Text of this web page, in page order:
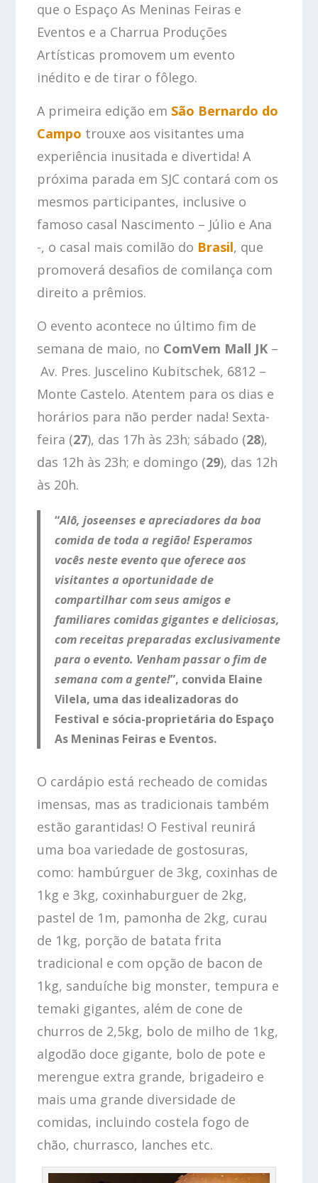
que o Espaço As Meninas Feiras e
Eventos e a Charrua Produções
Artísticas promovem um evento
inédito e de tirar o fôlego.
A primeira edição em São Bernardo do
Campo trouxe aos visitantes uma
experiência inusitada e divertida! A
próxima parada em SJC contará com os
mesmos participantes, inclusive o
famoso casal Nascimento – Júlio e Ana
-, o casal mais comilão do Brasil, que
promoverá desafios de comilança com
direito a prêmios.
O evento acontece no último fim de
semana de maio, no ComVem Mall JK –
Av. Pres. Juscelino Kubitschek, 6812 –
Monte Castelo. Atentem para os dias e
horários para não perder nada! Sexta-
feira (27), das 17h às 23h; sábado (28),
das 12h às 23h; e domingo (29), das 12h
às 20h.
“Alô, joseenses e apreciadores da boa
comida de toda a região! Esperamos
vocês neste evento que oferece aos
visitantes a oportunidade de
compartilhar com seus amigos e
familiares comidas gigantes e deliciosas,
com receitas preparadas exclusivamente
para o evento. Venham passar o fim de
semana com a gente!”, convida Elaine
Vilela, uma das idealizadoras do
Festival e sócia-proprietária do Espaço
As Meninas Feiras e Eventos.
O cardápio está recheado de comidas
imensas, mas as tradicionais também
estão garantidas! O Festival reunirá
uma boa variedade de gostosuras,
como: hambúrguer de 3kg, coxinhas de
1kg e 3kg, coxinhaburguer de 2kg,
pastel de 1m, pamonha de 2kg, curau
de 1kg, porção de batata frita
tradicional e com opção de bacon de
1kg, sanduíche big monster, tempura e
temaki gigantes, além de cone de
churros de 2,5kg, bolo de milho de 1kg,
algodão doce gigante, bolo de pote e
merengue extra grande, brigadeiro e
mais uma grande diversidade de
comidas, incluindo costela fogo de
chão, churrasco, lanches etc.